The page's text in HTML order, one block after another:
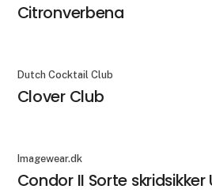
Citronverbena
Dutch Cocktail Club
Clover Club
Imagewear.dk
Condor II Sorte skridsikker